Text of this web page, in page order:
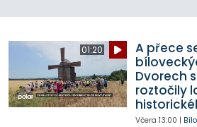
01:20
A přece
Dvorech
roztočily
Včera 13:00 |